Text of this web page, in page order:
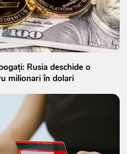
Rusia deschide o
milionari în dolari